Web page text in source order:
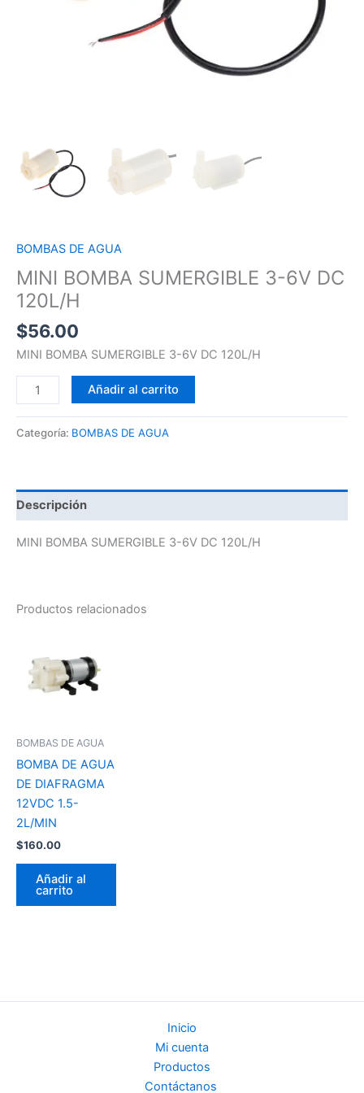
BOMBAS DE AGUA
MINI BOMBA SUMERGIBLE 3-6V DC
120L/H
$56.00
MINI BOMBA SUMERGIBLE 3-6V DC 120L/H
Añadir al carrito
Categoría: BOMBAS DE AGUA
Descripción
MINI BOMBA SUMERGIBLE 3-6V DC 120L/H
Productos relacionados
BOMBAS DE AGUA
BOMBA DE AGUA
DE DIAFRAGMA
12VDC 1.5-
2L/MIN
$160.00
Añadir al
carrito
Inicio
Mi cuenta
Productos
Contáctanos